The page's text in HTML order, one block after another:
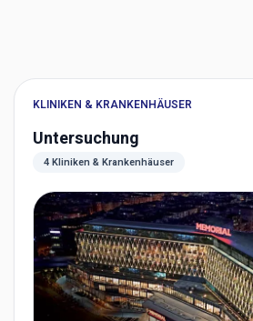
KLINIKEN & KRANKENHÄUSER
Untersuchung
4 Kliniken & Krankenhäuser